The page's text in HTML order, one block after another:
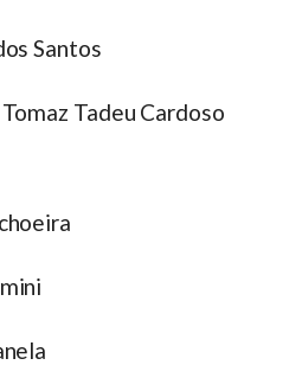
Santos
Tadeu Cardoso